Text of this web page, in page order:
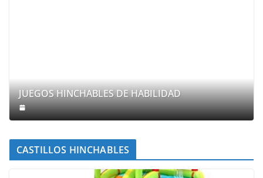
JUEGOS HINCHABLES DE HABILIDAD
CASTILLOS HINCHABLES